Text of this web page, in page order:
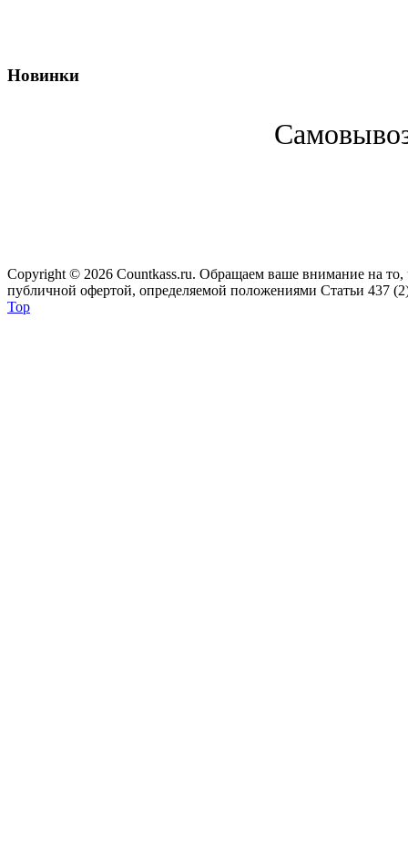
Новинки
Copyright © 2026 Сountkass.ru. Обращаем ваше внимание на
публичной офертой, определяемой положениями Статьи 437
Top